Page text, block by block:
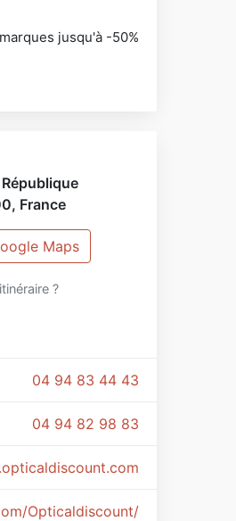
jusqu'à -50%
, France
Maps
?
04 94 83 44 43
04 94 82 98 83
Opticaldiscount/